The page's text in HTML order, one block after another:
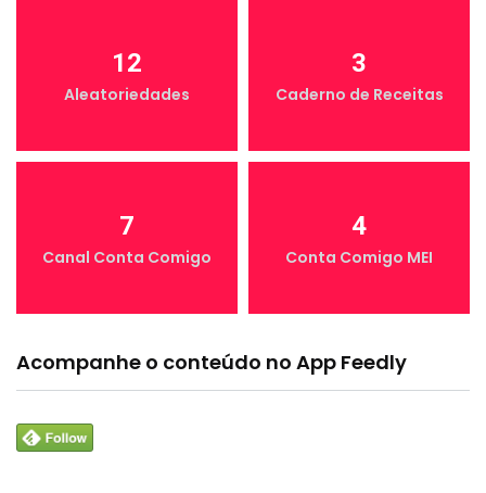
12
Aleatoriedades
3
Caderno de Receitas
7
Canal Conta Comigo
4
Conta Comigo MEI
Acompanhe o conteúdo no App Feedly